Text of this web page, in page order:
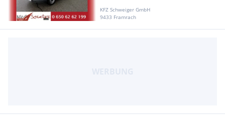
KFZ Schweiger GmbH
9433 Framrach